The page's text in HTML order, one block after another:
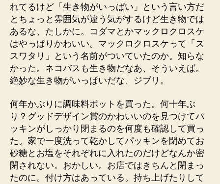
れてるけど「生き物がいっぱい」という言い方だ
とちょっと雰囲気が違う気がするけど生き物では
あるな、たしかに。コダマとかマックロクロスケ
はやっぱりかわいい。マックロクロスケって「ス
スワタリ」という名前がついていたのか。知らな
かった。ネコバスも生き物だなあ、そういえば。
絶妙な生き物がいっぱいだな、ジブリ。
何年かぶりに調味料ポットを買った。何十年ぶ
り？グッドデザイン賞のかわいいのを見つけてパ
ッキンがしっかり閉まるのを何度も確認して買っ
た。家で一度洗って乾かしてパッキンを閉めてお
砂糖とお塩をそれぞれに入れたのだけどなんか密
閉されない。おかしい。お店ではきちんと閉まっ
たのに。付け方はあっている。持ち上げたりして